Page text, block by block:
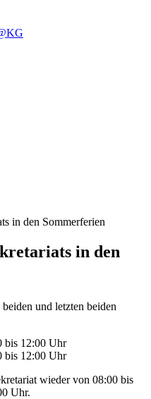
in den Sommerferien
in den
und letzten beiden
bis 12:00 Uhr
bis 12:00 Uhr
wieder von 08:00 bis
Uhr.